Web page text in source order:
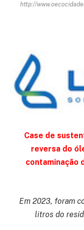
http://
Case de
reversa do
contaminação
Em 2023, foram
litros do